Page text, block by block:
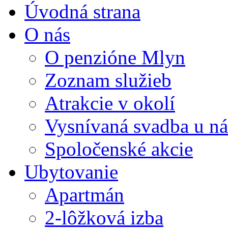
Úvodná strana
O nás
O penzióne Mlyn
Zoznam služieb
Atrakcie v okolí
Vysnívaná svadba u
Spoločenské akcie
Ubytovanie
Apartmán
2-lôžková izba